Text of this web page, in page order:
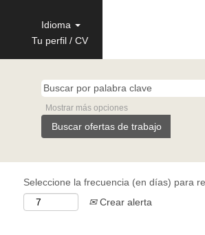
Idioma
Tu perfil / CV
Mostrar más opciones
Seleccione la frecuencia (en días) para
Crear alerta